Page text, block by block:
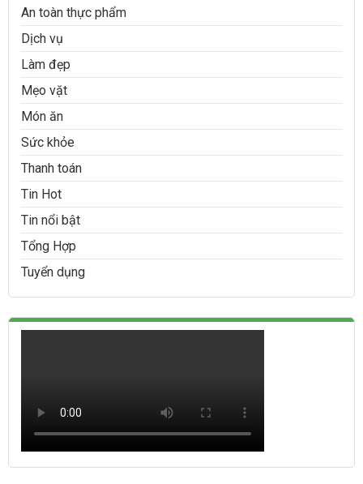
An toàn thực phẩm
Dịch vụ
Làm đẹp
Mẹo vặt
Món ăn
Sức khỏe
Thanh toán
Tin Hot
Tin nổi bật
Tổng Hợp
Tuyển dụng